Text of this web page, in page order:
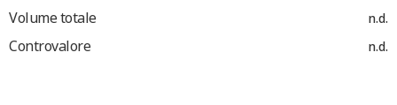
Volume totale n.d.
Controvalore n.d.